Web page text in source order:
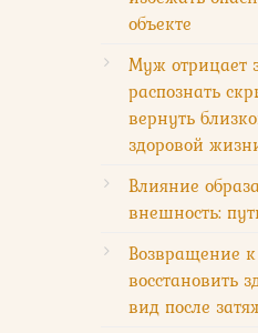
объекте
Муж отрицает
распознать
вернуть
здоровой
Влияние
внешность:
Возвращение
восстановить
вид после